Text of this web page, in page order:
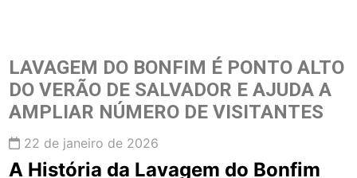
LAVAGEM DO BONFIM É PONTO ALTO
DO VERÃO DE SALVADOR E AJUDA A
AMPLIAR NÚMERO DE VISITANTES
22 de janeiro de 2026
A História da Lavagem do Bonfim